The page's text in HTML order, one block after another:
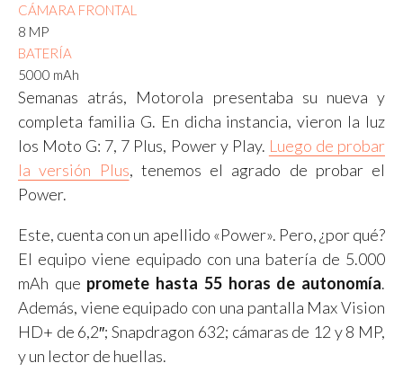
CÁMARA FRONTAL
8 MP
BATERÍA
5000 mAh
Semanas atrás, Motorola presentaba su nueva y
completa familia G. En dicha instancia, vieron la luz
los Moto G: 7, 7 Plus, Power y Play. Luego de probar
la versión Plus, tenemos el agrado de probar el
Power.
Este, cuenta con un apellido «Power». Pero, ¿por qué?
El equipo viene equipado con una batería de 5.000
mAh que promete hasta 55 horas de autonomía.
Además, viene equipado con una pantalla Max Vision
HD+ de 6,2″; Snapdragon 632; cámaras de 12 y 8 MP,
y un lector de huellas.